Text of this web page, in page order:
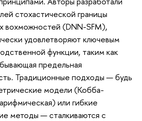
стохастической границы
вохможностей (DNN-SFM),
удовлетворяют ключевым
функции, таким как
предельная
Традиционные подходы — будь
модели (Кобба-
или гибкие
методы — сталкиваются с